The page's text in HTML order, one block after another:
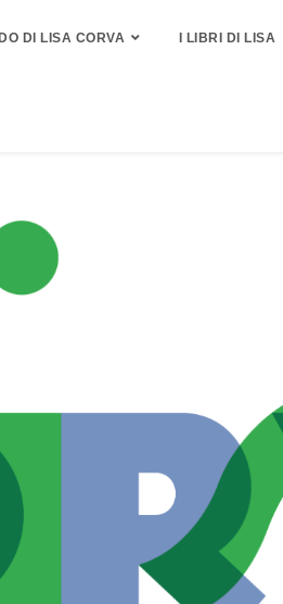
DI LISA CORVA I LIBRI DI LISA